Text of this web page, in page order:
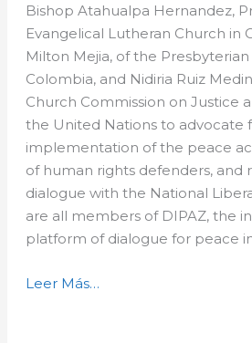
Bishop Atahualpa Hernandez,
Evangelical Lutheran Church in
Milton Mejia, of the
Colombia, and Nidiria Ruiz
Church Commission on Justice
the United Nations to advocate
implementation of the peace
of human rights defenders, and
dialogue with the National
are all members of DIPAZ, the
platform of dialogue for peace
Leer Más…